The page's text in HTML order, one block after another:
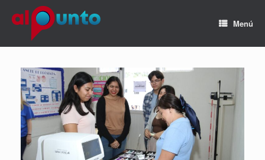
Menú